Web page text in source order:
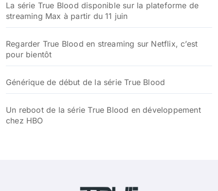
La série True Blood disponible sur la plateforme de
streaming Max à partir du 11 juin
Regarder True Blood en streaming sur Netflix, c’est
pour bientôt
Générique de début de la série True Blood
Un reboot de la série True Blood en développement
chez HBO